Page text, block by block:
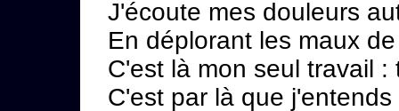
J'écoute mes douleurs
En déplorant les maux
C'est là mon seul travail :
C'est par là que